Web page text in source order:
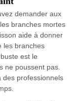
demander aux
branches mortes
aide à donner
les branches
est le
ne poussent pas.
des professionnels